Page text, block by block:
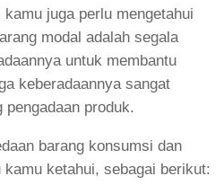
juga perlu mengetahui
modal adalah segala
untuk membantu
keberadaannya sangat
pengadaan produk.
barang konsumsi dan
ketahui, sebagai berikut: